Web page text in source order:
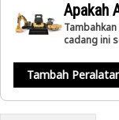
Apakah
cadang ini
Tambah